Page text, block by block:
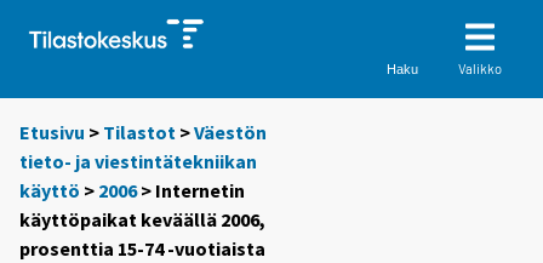
Haku Valikko
Etusivu > Tilastot >Väestön
tieto- ja viestintätekniikan
käyttö > 2006> Internetin
käyttöpaikat keväällä 2006,
prosenttia 15-74 -vuotiaista